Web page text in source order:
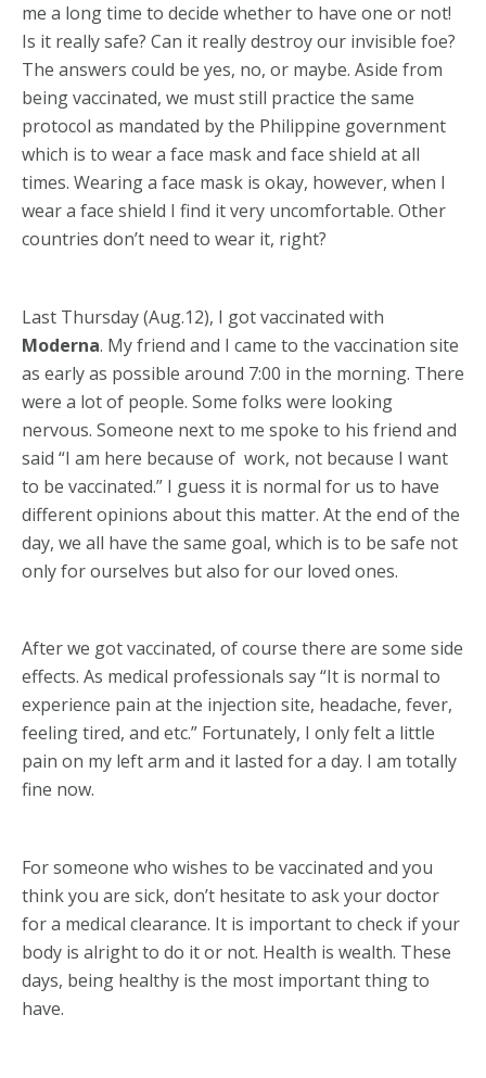
me a long time to decide whether to have one or not!
Is it really safe? Can it really destroy our invisible foe?
The answers could be yes, no, or maybe. Aside from
being vaccinated, we must still practice the same
protocol as mandated by the Philippine government
which is to wear a face mask and face shield at all
times. Wearing a face mask is okay, however, when I
wear a face shield I find it very uncomfortable. Other
countries don’t need to wear it, right?
Last Thursday (Aug.12), I got vaccinated with
Moderna. My friend and I came to the vaccination site
as early as possible around 7:00 in the morning. There
were a lot of people. Some folks were looking
nervous. Someone next to me spoke to his friend and
said “I am here because of work, not because I want
to be vaccinated.” I guess it is normal for us to have
different opinions about this matter. At the end of the
day, we all have the same goal, which is to be safe not
only for ourselves but also for our loved ones.
After we got vaccinated, of course there are some side
effects. As medical professionals say “It is normal to
experience pain at the injection site, headache, fever,
feeling tired, and etc.” Fortunately, I only felt a little
pain on my left arm and it lasted for a day. I am totally
fine now.
For someone who wishes to be vaccinated and you
think you are sick, don’t hesitate to ask your doctor
for a medical clearance. It is important to check if your
body is alright to do it or not. Health is wealth. These
days, being healthy is the most important thing to
have.